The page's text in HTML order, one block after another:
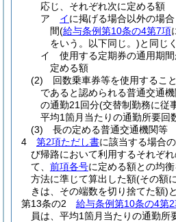
応じ、それぞれ次に定める額
ア
イに掲げる場合以外の場
間(給与条例第10条の4第7項
をいう。以下同じ。)と同じ
イ
使用する定期券の通用期
定める額
(2)
回数乗車券等を使用するこ
であると認められる普通交通
の通勤21回分(交替制勤務に従
平均1箇月当たりの通勤所要回
(3)
長の定める普通交通機関等
4
第2項ただし書に該当する場合
び帰路において利用するそれぞ
て、 前項各号に定める額との均
方法に準じて算出した額(その額
きは、その端数を切り捨てた額)
第13条の2
給与条例第10条の4第
員は、平均1箇月当たりの通勤所